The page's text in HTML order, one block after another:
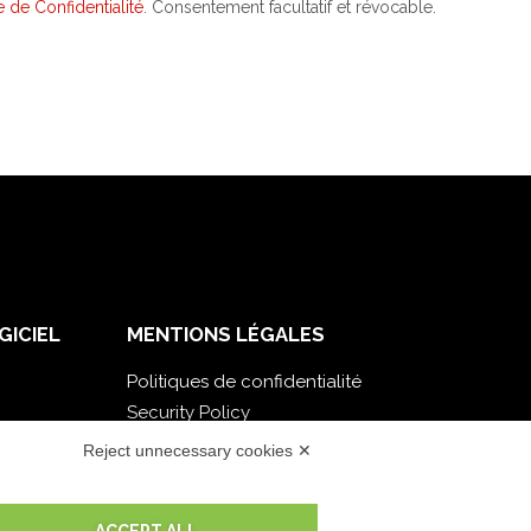
de Confidentialité . Consentement facultatif et révocable.
MENTIONS LÉGALES
Politiques de confidentialité
Security Policy
Documentation contractuelle et RGPD
Conditions générales de vente
Reject unnecessary cookies ✕